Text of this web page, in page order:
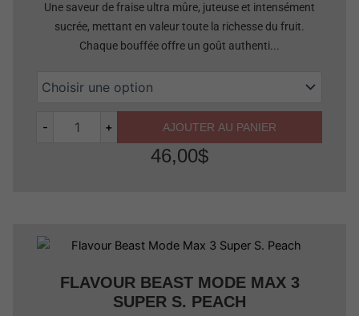
Une saveur de fraise ultra mûre, juteuse et intensément
sucrée, mettant en valeur toute la richesse du fruit.
Chaque bouffée offre un goût authenti...
- + AJOUTER AU PANIER
46,00$
FLAVOUR BEAST MODE MAX 3
SUPER S. PEACH